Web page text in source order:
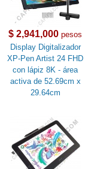
$ 2,941,000 pesos
Display Digitalizador
XP-Pen Artist 24 FHD
con lápiz 8K - área
activa de 52.69cm x
29.64cm